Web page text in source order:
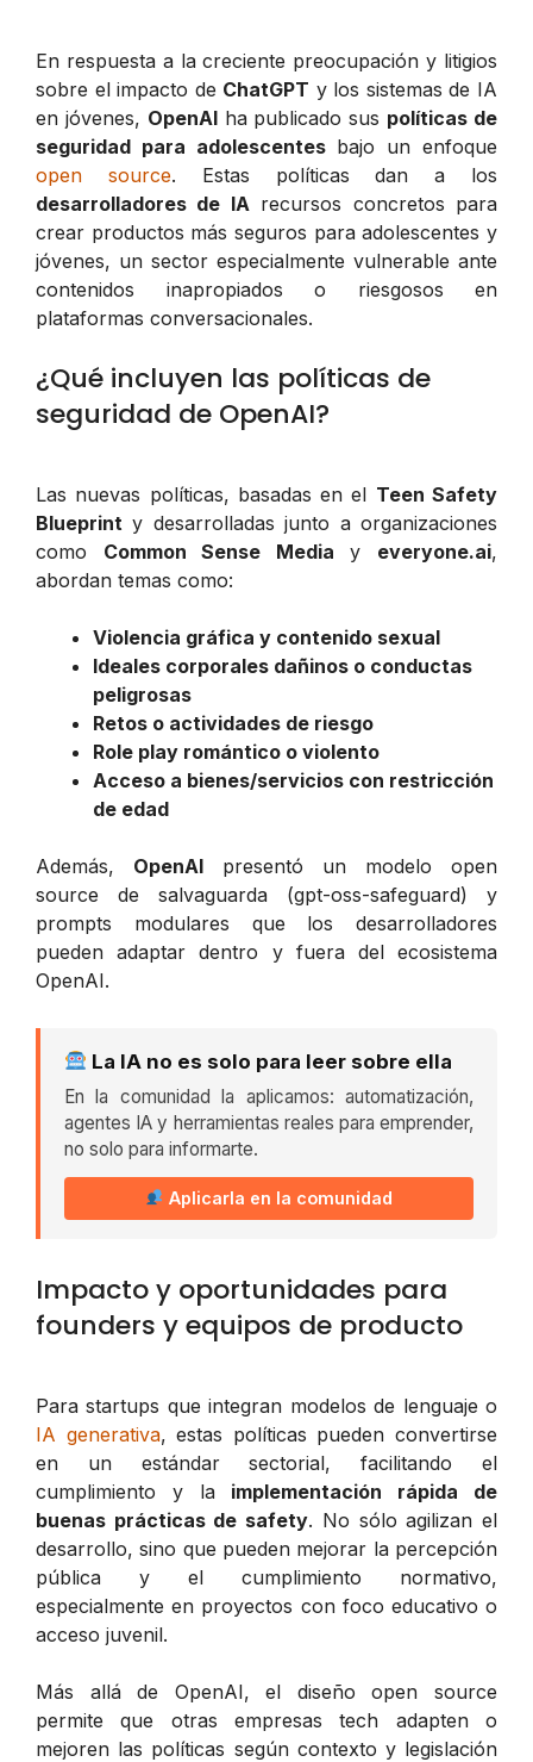
En respuesta a la creciente preocupación y litigios
sobre el impacto de ChatGPT y los sistemas de IA
en jóvenes, OpenAIha publicado sus políticas de
seguridad para adolescentesbajo un enfoque
open source. Estas políticas dan a los
desarrolladores de IA recursos concretos para
crear productos más seguros para adolescentes y
jóvenes, un sector especialmente vulnerable ante
contenidos inapropiados o riesgosos en
plataformas conversacionales.
¿Qué incluyen las políticas de
seguridad de OpenAI?
Las nuevas políticas, basadas en el Teen Safety
Blueprint y desarrolladas junto a organizaciones
como Common Sense Media y everyone.ai,
abordan temas como:
Violencia gráfica y contenido sexual
Ideales corporales dañinos o conductas
peligrosas
Retos o actividades de riesgo
Role play romántico o violento
Acceso a bienes/servicios con restricción
de edad
Además, OpenAI presentó un modelo open
source de salvaguarda (gpt-oss-safeguard) y
prompts modulares que los desarrolladores
pueden adaptar dentro y fuera del ecosistema
OpenAI.
La IA no es solo para leer sobre ella
En la comunidad la aplicamos: automatización,
agentes IA y herramientas reales para emprender,
no solo para informarte.
Aplicarla en la comunidad
Impacto y oportunidades para
founders y equipos de producto
Para startups que integran modelos de lenguaje o
IA generativa, estas políticas pueden convertirse
en un estándar sectorial, facilitando el
cumplimiento y la implementación rápida de
buenas prácticas de safety. No sólo agilizan el
desarrollo, sino que pueden mejorar la percepción
pública y el cumplimiento normativo,
especialmente en proyectos con foco educativo o
acceso juvenil.
Más allá de OpenAI, el diseño open source
permite que otras empresas tech adapten o
mejoren las políticas según contexto y legislación